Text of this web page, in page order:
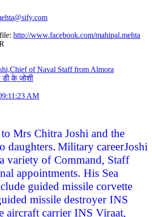
http://www.facebook.com/mahipal.mehta
of Naval Staff from Almora
डी के जोशी
AM
Mrs Chitra Joshi and the
daughters.Military careerJoshi
variety of Command, Staff
appointments. His Sea
guided missile corvette
missile destroyer INS
aircraft carrier INS Viraat,